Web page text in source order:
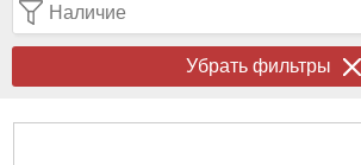
Наличие
Убрать фильтры